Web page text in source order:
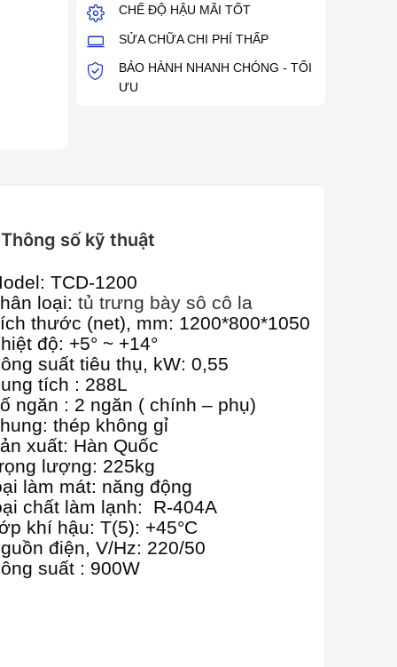
CHẾ ĐỘ HẬU MÃI TỐT
SỬA CHỮA CHI PHÍ THẤP
BẢO HÀNH NHANH CHÓNG - TỐI
ƯU
Thông số kỹ thuật
TCD-1200
loại: tủ trưng bày sô cô la
thước (net), mm: 1200*800*1050
độ: +5° ~ +14°
suất tiêu thụ, kW: 0,55
tích : 288L
ngăn : 2 ngăn ( chính – phụ)
thép không gỉ
xuất: Hàn Quốc
lượng: 225kg
làm mát: năng động
chất làm lạnh: R-404A
khí hậu: T(5): +45°C
điện, V/Hz: 220/50
suất : 900W